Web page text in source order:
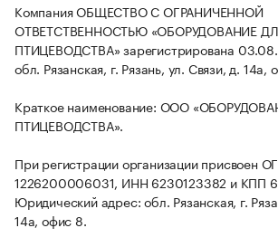
Компания ОБЩЕСТВО С ОГРАНИЧЕННОЙ
ОТВЕТСТВЕННОСТЬЮ «ОБОРУДОВАНИЕ
ПТИЦЕВОДСТВА» зарегистрирована
обл. Рязанская, г. Рязань, ул. Связи, д. 14а,
Краткое наименование: ООО
ПТИЦЕВОДСТВА».
При регистрации организации присвоен
1226200006031, ИНН 6230123382 и КПП
Юридический адрес: обл. Рязанская, г.
14а, офис 8.